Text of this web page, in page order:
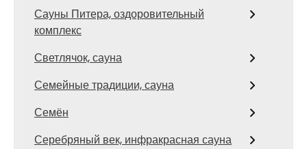
Сауны Питера, оздоровительный
комплекс
Светлячок, сауна
Семейные традиции, сауна
Семён
Серебряный век, инфракрасная сауна